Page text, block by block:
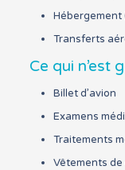
Hébergement
Transferts
Ce qui n’est
Billet d’avion
Examens
Traitements
Vêtements